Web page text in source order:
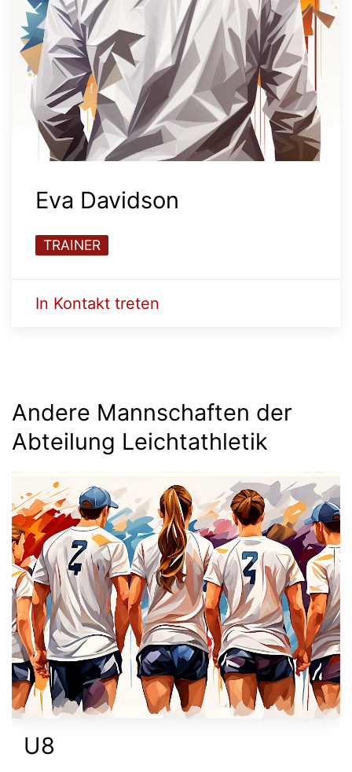
Eva Davidson
TRAINER
In Kontakt treten
Andere Mannschaften der
Abteilung Leichtathletik
U10